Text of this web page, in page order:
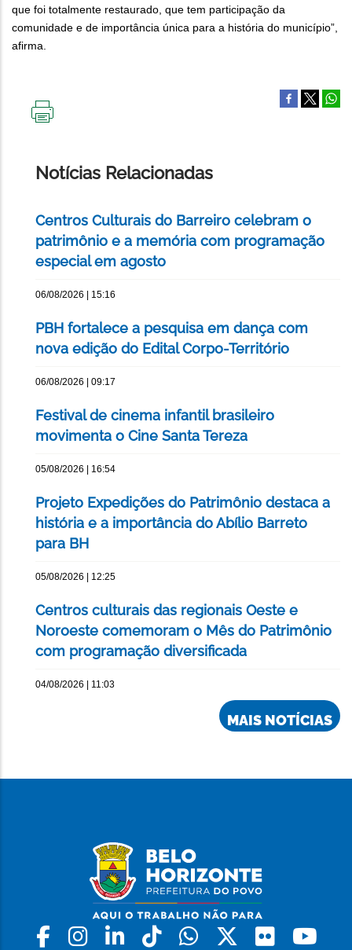
que foi totalmente restaurado, que tem participação da
comunidade e de importância única para a história do município”,
afirma.
Notícias Relacionadas
Centros Culturais do Barreiro celebram o
patrimônio e a memória com programação
especial em agosto
06/08/2026 | 15:16
PBH fortalece a pesquisa em dança com
nova edição do Edital Corpo-Território
06/08/2026 | 09:17
Festival de cinema infantil brasileiro
movimenta o Cine Santa Tereza
05/08/2026 | 16:54
Projeto Expedições do Patrimônio destaca a
história e a importância do Abílio Barreto
para BH
05/08/2026 | 12:25
Centros culturais das regionais Oeste e
Noroeste comemoram o Mês do Patrimônio
com programação diversificada
04/08/2026 | 11:03
MAIS NOTÍCIAS
Facebook
Instagram
LinkedinTiktokWhatsapp
X Flickr